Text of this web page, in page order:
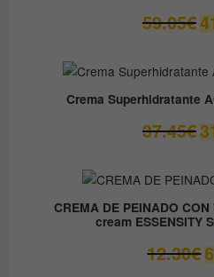
59.05€ El
Crema Superhidratante
37.45€ El
CREMA DE PEINADO
cream ESSENSITY
12.30€El